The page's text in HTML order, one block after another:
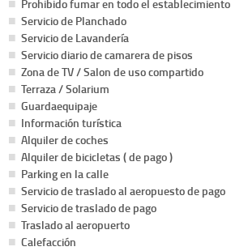
Prohibido fumar en todo el establecimiento
Servicio de Planchado
Servicio de Lavandería
Servicio diario de camarera de pisos
Zona de TV / Salon de uso compartido
Terraza / Solarium
Guardaequipaje
Información turística
Alquiler de coches
Alquiler de bicicletas ( de pago )
Parking en la calle
Servicio de traslado al aeropuesto de pago
Servicio de traslado de pago
Traslado al aeropuerto
Calefacción